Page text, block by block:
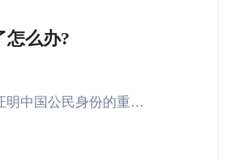
怎么办?
明中国公民身份的重…